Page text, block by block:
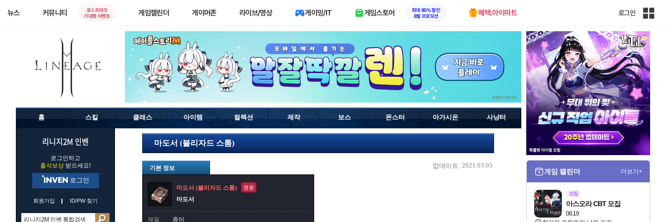
뉴스 커뮤니티
로스트아크
기대평 이벤트
게임캘린더 게이머존 라이브/영상 게이밍/IT 게임스토어
최대 90% 할인
8월 프로모션
혜택.아이마트 로그인
인
체
사
트
맵
홈 스킬 클래스 아이템 컬렉션 제작 보스 몬스터 아가시온 사냥터
리니지2M 인벤
로그인하고
출석보상 받으세요!
로그인
회원가입 ID/PW 찾기
마도서 (블리자드 스톰)
기본 정보
마도서 (블리자드 스톰) 영웅
마도서
재질
종이
업데이트 2021.03.05.
게임 캘린더 더보기+
모집
08.19
아스오라 CBT 모집